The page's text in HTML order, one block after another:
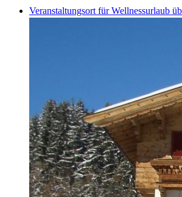
Veranstaltungsort für Wellnessurlaub